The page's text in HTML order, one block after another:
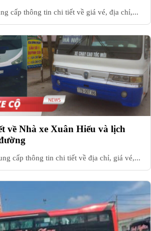
cấp thông tin chi tiết về giá vé, địa chỉ,...
về Nhà xe Xuân Hiếu và lịch
cấp thông tin chi tiết về địa chỉ, giá vé,...